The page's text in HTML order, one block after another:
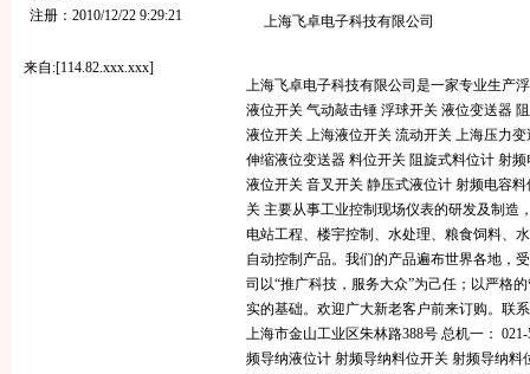
注册：2010/12/22 9:29:21
来自:[114.82.xxx.xxx]
上海飞卓电子科技有限公司
上海飞卓电子科技有限公司是一家专业生产
液位开关 气动敲击锤 浮球开关 液位变送器
液位开关 上海液位开关 流动开关 上海压力
伸缩液位变送器 料位开关 阻旋式料位计 射
液位开关 音叉开关 静压式液位计 射频电容
关 主要从事工业控制现场仪表的研发及制造
电站工程、楼宇控制、水处理、粮食饲料、
自动控制产品。我们的产品遍布世界各地
司以“推广科技，服务大众”为己任；以严格
实的基础。欢迎广大新老客户前来订购。联
上海市金山工业区朱林路388号 总机一：
频导纳液位计 射频导纳料位开关 射频导纳料